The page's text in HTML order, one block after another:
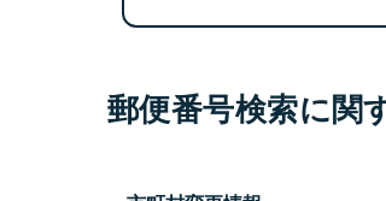
郵便番号検索に関